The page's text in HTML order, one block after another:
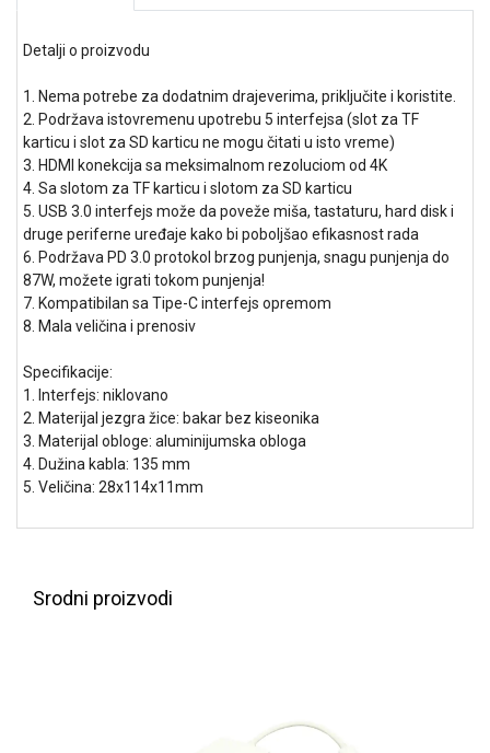
ADAPTERI
KANCELARIJSKI
MATERIJAL
SVE
KUĆU
ŠKOLSKI
PRIBOR
FITNES
ALAT I
BAŠTA
IGRAČKE
Detalji o proizvodu
1. Nema potrebe za dodatnim drajeverima, priključite i koristite.
2. Podržava istovremenu upotrebu 5 interfejsa (slot za TF
karticu i slot za SD karticu ne mogu čitati u isto vreme)
3. HDMI konekcija sa meksimalnom rezoluciom od 4K
4. Sa slotom za TF karticu i slotom za SD karticu
5. USB 3.0 interfejs može da poveže miša, tastaturu, hard disk i
druge periferne uređaje kako bi poboljšao efikasnost rada
6. Podržava PD 3.0 protokol brzog punjenja, snagu punjenja do
87W, možete igrati tokom punjenja!
7. Kompatibilan sa Tipe-C interfejs opremom
8. Mala veličina i prenosiv
Specifikacije:
1. Interfejs: niklovano
2. Materijal jezgra žice: bakar bez kiseonika
3. Materijal obloge: aluminijumska obloga
4. Dužina kabla: 135 mm
5. Veličina: 28x114x11mm
Srodni proizvodi